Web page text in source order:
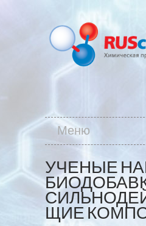
Меню
УЧЕНЫЕ
ЩИЕ